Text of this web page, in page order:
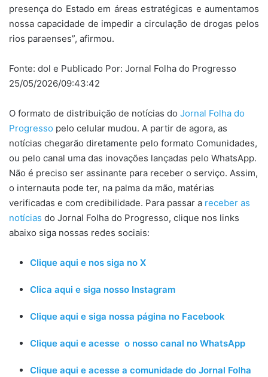
presença do Estado em áreas estratégicas e aumentamos
nossa capacidade de impedir a circulação de drogas pelos
rios paraenses”, afirmou.
Fonte: dol e Publicado Por: Jornal Folha do Progresso
25/05/2026/09:43:42
O formato de distribuição de notícias do Jornal Folha do
Progresso pelo celular mudou. A partir de agora, as
notícias chegarão diretamente pelo formato Comunidades,
ou pelo canal uma das inovações lançadas pelo WhatsApp.
Não é preciso ser assinante para receber o serviço. Assim,
o internauta pode ter, na palma da mão, matérias
verificadas e com credibilidade. Para passar a receber as
notícias do Jornal Folha do Progresso, clique nos links
abaixo siga nossas redes sociais:
Clique aqui e nos siga no X
Clica aqui e siga nosso Instagram
Clique aqui e siga nossa página no Facebook
Clique aqui e acesse o nosso canal no WhatsApp
Clique aqui e acesse a comunidade do Jornal Folha